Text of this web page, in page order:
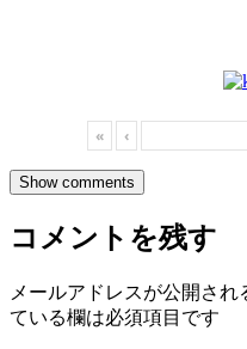
« ‹
Show comments
コメントを残す
メールアドレスが公開され
ている欄は必須項目です